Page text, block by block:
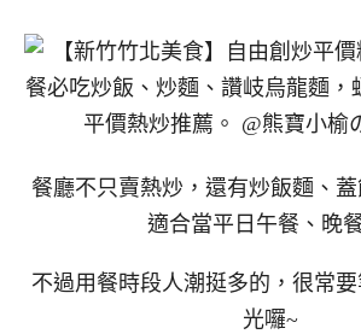
餐廳不只賣熱炒，還有炒飯麵、
適合當平日午餐、晚
不過用餐時段人潮挺多的，很常
光囉~